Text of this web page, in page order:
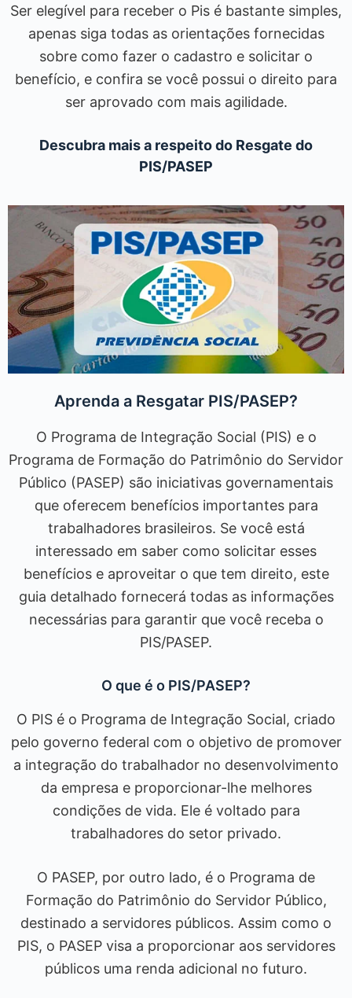
Ser elegível para receber o Pis é bastante simples,
apenas siga todas as orientações fornecidas
sobre como fazer o cadastro e solicitar o
benefício, e confira se você possui o direito para
ser aprovado com mais agilidade.
Descubra mais a respeito do Resgate do
PIS/PASEP
Aprenda a Resgatar PIS/PASEP?
O Programa de Integração Social (PIS) e o
Programa de Formação do Patrimônio do Servidor
Público (PASEP) são iniciativas governamentais
que oferecem benefícios importantes para
trabalhadores brasileiros. Se você está
interessado em saber como solicitar esses
benefícios e aproveitar o que tem direito, este
guia detalhado fornecerá todas as informações
necessárias para garantir que você receba o
PIS/PASEP.
O que é o PIS/PASEP?
O PIS é o Programa de Integração Social, criado
pelo governo federal com o objetivo de promover
a integração do trabalhador no desenvolvimento
da empresa e proporcionar-lhe melhores
condições de vida. Ele é voltado para
trabalhadores do setor privado.
O PASEP, por outro lado, é o Programa de
Formação do Patrimônio do Servidor Público,
destinado a servidores públicos. Assim como o
PIS, o PASEP visa a proporcionar aos servidores
públicos uma renda adicional no futuro.